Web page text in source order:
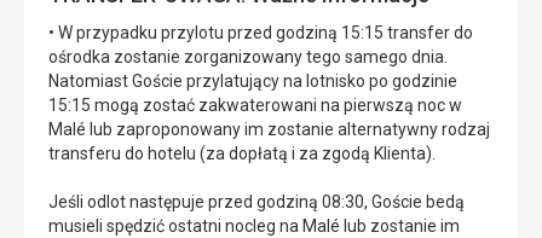
• W przypadku przylotu przed godziną 15:15 transfer do
ośrodka zostanie zorganizowany tego samego dnia.
Natomiast Goście przylatujący na lotnisko po godzinie
15:15 mogą zostać zakwaterowani na pierwszą noc w
Malé lub zaproponowany im zostanie alternatywny rodzaj
transferu do hotelu (za dopłatą i za zgodą Klienta).
Jeśli odlot następuje przed godziną 08:30, Goście bedą
musieli spędzić ostatni nocleg na Malé lub zostanie im